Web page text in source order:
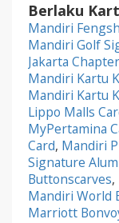
Berlaku
Mandiri
Mandiri Golf
Jakarta
Mandiri Kartu
Mandiri Kartu
Lippo Malls
MyPertamina
Card, Mandiri
Signature
Buttonscarves,
Mandiri World
Marriott